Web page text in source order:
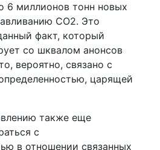
6 миллионов тонн новых
CO2. Это
факт, который
со шквалом анонсов
вероятно, связано с
царящей
также еще
с
в отношении связанных